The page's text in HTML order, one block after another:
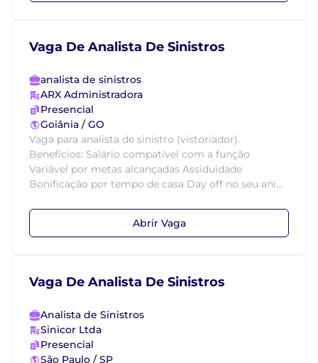
Vaga De Analista De Sinistros
analista de sinistros
ARX Administradora
Presencial
Goiânia / GO
Vaga para analista de sinistro (vistoriador).
Benefícios: Salário compatível com a função
Variável por metas alcançadas Assiduidade
Bonificação por tempo de casa Day off no seu ani...
Abrir Vaga
Vaga De Analista De Sinistros
Analista de Sinistros
Sinicor Ltda
Presencial
São Paulo / SP